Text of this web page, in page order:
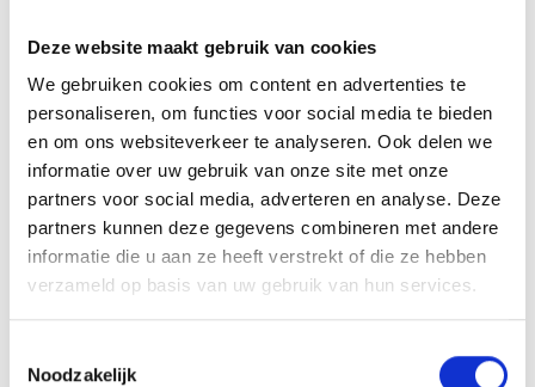
Deze website maakt gebruik van cookies
We gebruiken cookies om content en advertenties te
personaliseren, om functies voor social media te bieden
en om ons websiteverkeer te analyseren. Ook delen we
informatie over uw gebruik van onze site met onze
partners voor social media, adverteren en analyse. Deze
partners kunnen deze gegevens combineren met andere
informatie die u aan ze heeft verstrekt of die ze hebben
verzameld op basis van uw gebruik van hun services.
Noodzakelijk
LEES MEER